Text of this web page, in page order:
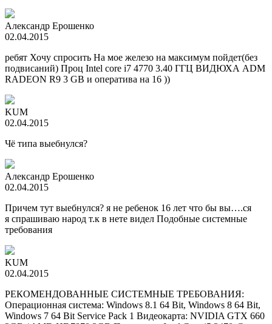
Александр Ерошенко
02.04.2015
ребят Хочу спросить На мое железо на максимум пойдет(без
подвисаний) Проц Intel core i7 4770 3.40 ГГЦ ВИДЮХА ADM
RADEON R9 3 GB и оператива на 16 ))
KUM
02.04.2015
Чё типа выебнулся?
Александр Ерошенко
02.04.2015
Причем тут выебнулся? я не ребенок 16 лет что бы вы….ся
я спрашиваю народ т.к в нете видел Подобные системные
требования
KUM
02.04.2015
РЕКОМЕНДОВАННЫЕ СИСТЕМНЫЕ ТРЕБОВАНИЯ:
Операционная система: Windows 8.1 64 Bit, Windows 8 64 Bit,
Windows 7 64 Bit Service Pack 1 Видеокарта: NVIDIA GTX 660